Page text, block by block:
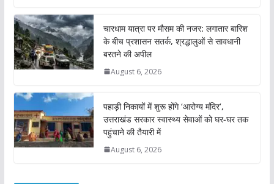
चारधाम यात्रा पर मौसम की नजर: लगातार बारिश
के बीच प्रशासन सतर्क, श्रद्धालुओं से सावधानी
बरतने की अपील
August 6, 2026
पहाड़ी निकायों में शुरू होंगे ‘आरोग्य मंदिर’,
उत्तराखंड सरकार स्वास्थ्य सेवाओं को घर-घर तक
पहुंचाने की तैयारी में
August 6, 2026